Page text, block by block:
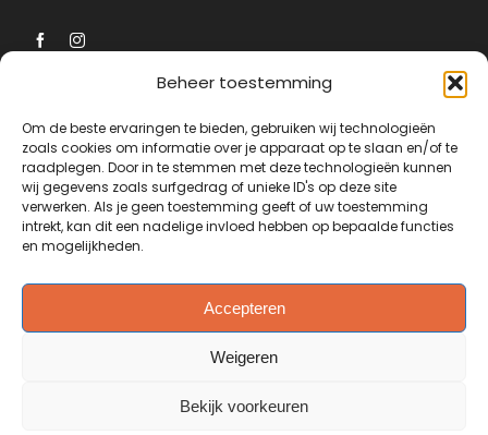
Beheer toestemming
Om de beste ervaringen te bieden, gebruiken wij technologieën
zoals cookies om informatie over je apparaat op te slaan en/of te
raadplegen. Door in te stemmen met deze technologieën kunnen
wij gegevens zoals surfgedrag of unieke ID's op deze site
verwerken. Als je geen toestemming geeft of uw toestemming
intrekt, kan dit een nadelige invloed hebben op bepaalde functies
en mogelijkheden.
Accepteren
Weigeren
Bekijk voorkeuren
Navigatie
Home
Werkwijze
FAQ
Contact
Algemene voorwaarden
Diensten
Mechanische ventilatie
reinigen
WTW unit reinigen